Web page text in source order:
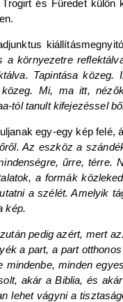
és Füredet
a környezetre
Tapintása
Mi, ma itt,
tól tanult kifejezéssel
egy-egy kép
Az eszköz a
űrre, térre.
a formák
a szélét. Amelyik
kép.
pedig azért, mert
a part, a part
mindenbe, minden
akár a Biblia, és
lehet vágyni a